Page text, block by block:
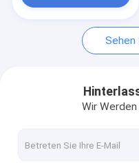
Fordern Sie ein Zitat
schnitzende
Spalten-
Sehen
Wir